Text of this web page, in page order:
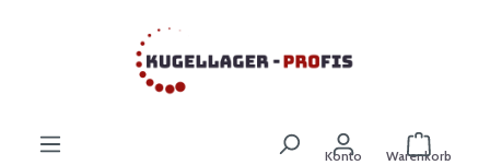
Zum Hauptinhalt springen
Konto Warenkorb